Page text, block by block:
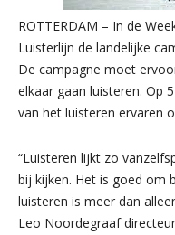
ROTTERDAM – In de
Luisterlijn de landelijke
De campagne moet
elkaar gaan luisteren. Op
van het luisteren ervaren
“Luisteren lijkt zo
bij kijken. Het is goed om
luisteren is meer dan
Leo Noordegraaf